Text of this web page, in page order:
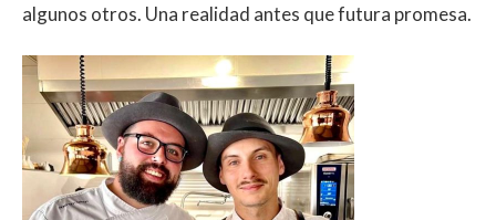
algunos otros. Una realidad antes que futura promesa.